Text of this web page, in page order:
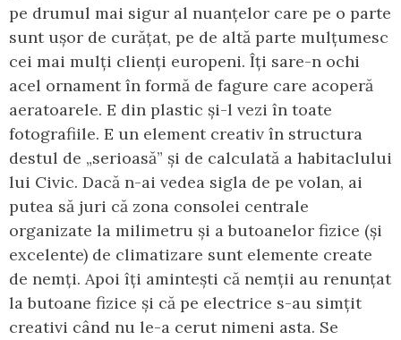
pe drumul mai sigur al nuanțelor care pe o parte
sunt ușor de curățat, pe de altă parte mulțumesc
cei mai mulți clienți europeni. Îți sare-n ochi
acel ornament în formă de fagure care acoperă
aeratoarele. E din plastic și-l vezi în toate
fotografiile. E un element creativ în structura
destul de „serioasă” și de calculată a habitaclului
lui Civic. Dacă n-ai vedea sigla de pe volan, ai
putea să juri că zona consolei centrale
organizate la milimetru și a butoanelor fizice (și
excelente) de climatizare sunt elemente create
de nemți. Apoi îți amintești că nemții au renunțat
la butoane fizice și că pe electrice s-au simțit
creativi când nu le-a cerut nimeni asta. Se